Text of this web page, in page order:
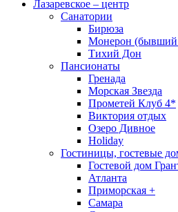
Лазаревское – центр
Санатории
Бирюза
Монерон
Тихий Дон
Пансионаты
Гренада
Морская Звезда
Прометей Клуб 4*
Виктория отдых
Озеро Дивное
Holiday
Гостиницы, гостевые
Гостевой дом
Атланта
Приморская +
Самара